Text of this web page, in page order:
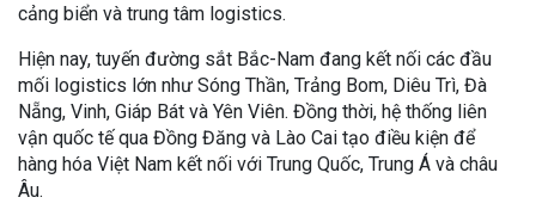
cảng biển và trung tâm logistics.
Hiện nay, tuyến đường sắt Bắc-Nam đang kết nối các đầu
mối logistics lớn như Sóng Thần, Trảng Bom, Diêu Trì, Đà
Nẵng, Vinh, Giáp Bát và Yên Viên. Đồng thời, hệ thống liên
vận quốc tế qua Đồng Đăng và Lào Cai tạo điều kiện để
hàng hóa Việt Nam kết nối với Trung Quốc, Trung Á và châu
Âu.